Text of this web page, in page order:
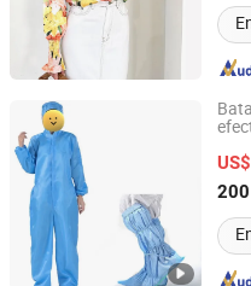
Bata
SuZhou ShuoGuo
Jiangsu, China